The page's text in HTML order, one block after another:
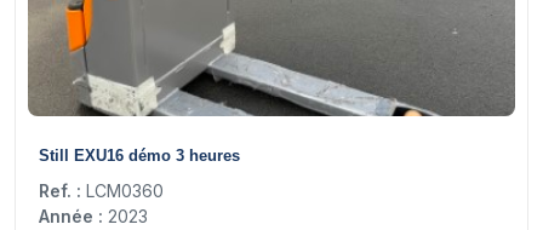
Still EXU16 démo 3 heures
Ref. : LCM0360
Année : 2023